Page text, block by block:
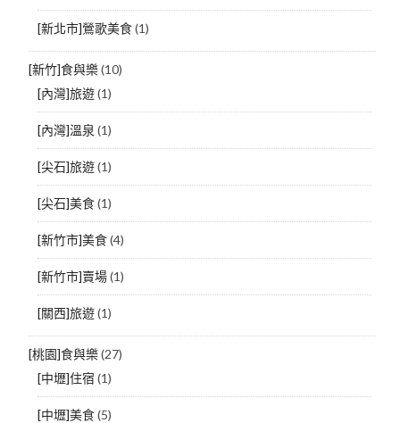
[新北市]鶯歌美食(1)
[新竹]食與樂(10)
[內灣]旅遊(1)
[內灣]溫泉 (1)
[尖石]旅遊(1)
[尖石]美食(1)
[新竹市]美食(4)
[新竹市]賣場(1)
[關西]旅遊(1)
[桃園]食與樂(27)
[中壢]住宿 (1)
[中壢]美食(5)